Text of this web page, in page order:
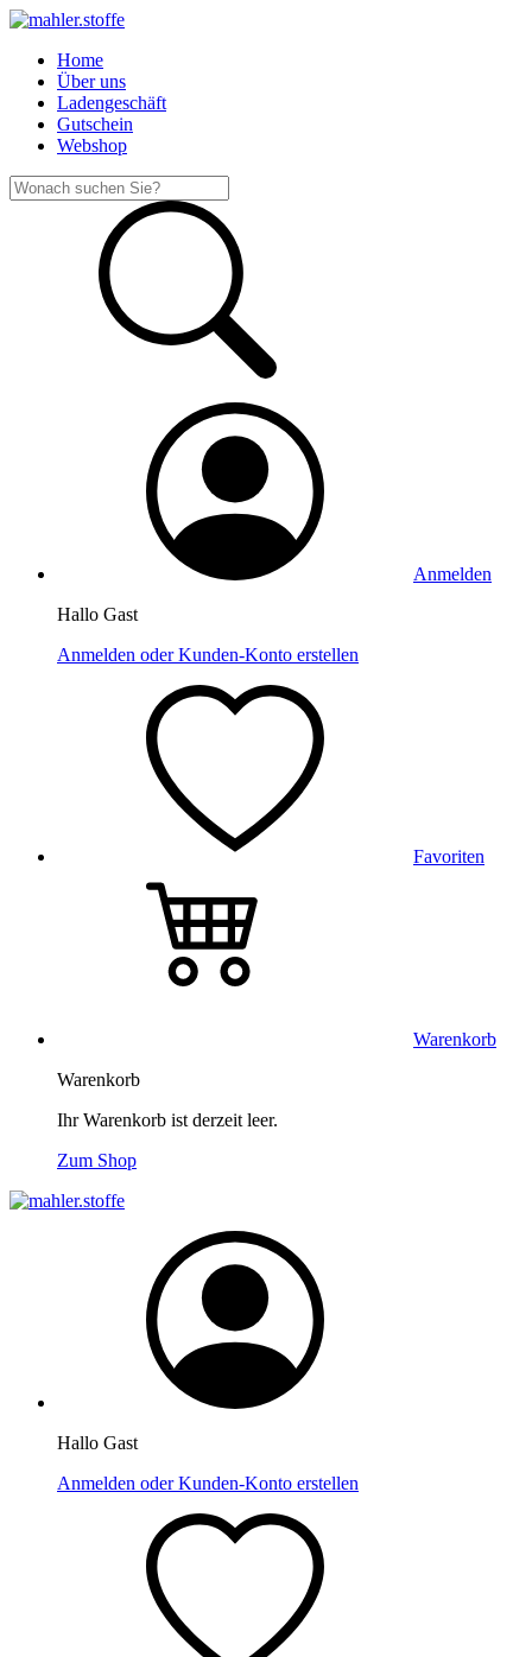
Home
Über uns
Ladengeschäft
Gutschein
Webshop
Anmelden
Hallo Gast
Anmelden oder Kunden-Konto erstellen
Favoriten
Warenkorb
Warenkorb
Ihr Warenkorb ist derzeit leer.
Zum Shop
Hallo Gast
Anmelden oder Kunden-Konto erstellen